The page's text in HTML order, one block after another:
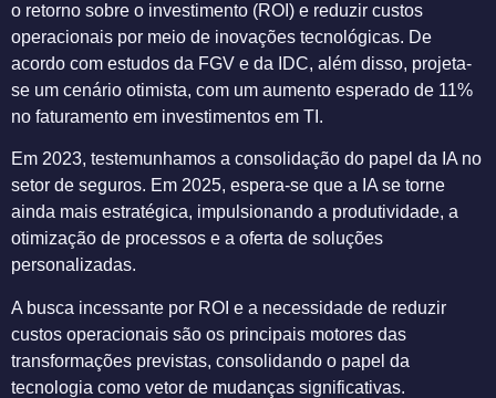
o retorno sobre o investimento (ROI) e reduzir custos
operacionais por meio de inovações tecnológicas. De
acordo com estudos da FGV e da IDC, além disso, projeta-
se um cenário otimista, com um aumento esperado de 11%
no faturamento em investimentos em TI.
Em 2023, testemunhamos a consolidação do papel da IA no
setor de seguros. Em 2025, espera-se que a IA se torne
ainda mais estratégica, impulsionando a produtividade, a
otimização de processos e a oferta de soluções
personalizadas.
A busca incessante por ROI e a necessidade de reduzir
custos operacionais são os principais motores das
transformações previstas, consolidando o papel da
tecnologia como vetor de mudanças significativas.